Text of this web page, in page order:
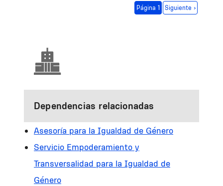
Página 1 Siguiente página
Siguiente ›
Dependencias relacionadas
Asesoría para la Igualdad de Género
Servicio Empoderamiento y
Transversalidad para la Igualdad de
Género